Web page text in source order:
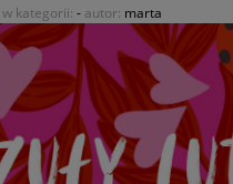
w kategorii: - autor: marta